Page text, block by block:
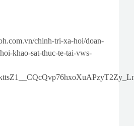
chinh-tri-xa-hoi/doan-
khao-sat-thuc-te-tai-vws-